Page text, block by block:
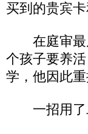
买到的贵宾
在庭审最后
个孩子要养
学，他因此
一招用了